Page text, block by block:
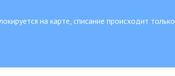
на карте, списание происходит